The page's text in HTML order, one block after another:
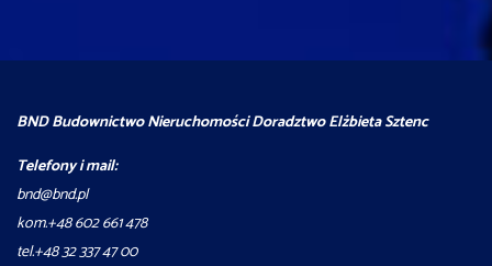
BND Budownictwo Nieruchomości Doradztwo Elżbieta Sztenc
Telefony i mail:
bnd@bnd.pl
kom.+48 602 661 478
tel.+48 32 337 47 00